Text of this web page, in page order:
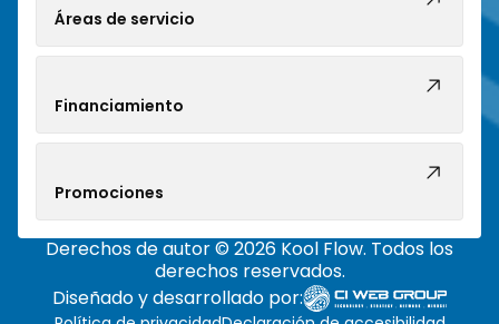
Áreas de servicio
Financiamiento
Promociones
Derechos de autor © 2026 Kool Flow. Todos los
derechos reservados.
Diseñado y desarrollado por: